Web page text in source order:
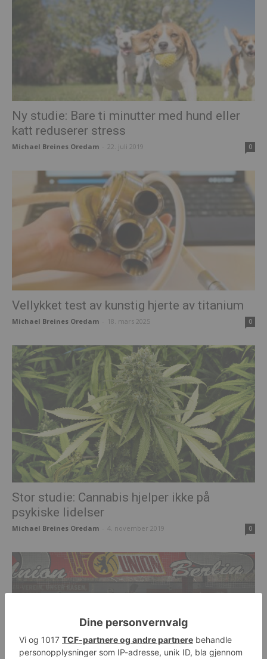
Ny studie: Bare ti minutter med hund eller
katt reduserer stress
Michael Breines Oredam 22. juli 2019 0
Vellykket test av kunstig hjerte av titanium
Michael Breines Oredam 18. mars 2025 0
Stor studie: Cannabis hjelper ikke på
psykiske lidelser
Michael Breines Oredam 4. november 2019 0